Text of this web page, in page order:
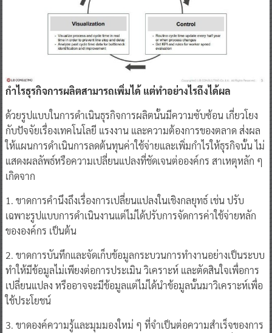
กำไรธุรกิจการผลิตสามารถเพิ่มได้ แต่ทำอย่างไรถึงได้ผล
ด้วยรูปแบบในการดำเนินธุรกิจการผลิตนั้นมีความซับซ้อน เกี่ยวโยง
กับปัจจัยเรื่องเทคโนโลยี แรงงาน และความต้องการของตลาด ส่งผล
ให้แผนการดำเนินการลดต้นทุนค่าใช้จ่ายและเพิ่มกำไรให้ธุรกิจนั้น ไม่
แสดงผลลัพธ์หรือความเปลี่ยนแปลงที่ชัดเจนต่อองค์กร สาเหตุหลัก ๆ
เกิดจาก
1. ขาดการคำนึงถึงเรื่องการเปลี่ยนแปลงในเชิงกลยุทธ์ เช่น ปรับ
เฉพาะรูปแบบการดำเนินงานแต่ไม่ได้ปรับการจัดการค่าใช้จ่ายหลัก
ขององค์กร เป็นต้น
2. ขาดการบันทึกและจัดเก็บข้อมูลกระบวนการทำงานอย่างเป็นระบบ
ทำให้มีข้อมูลไม่เพียงต่อการประเมิน วิเคราะห์ และตัดสินใจเพื่อการ
เปลี่ยนแปลง หรืออาจจะมีข้อมูลแต่ไม่ได้นำข้อมูลนั้นมาวิเคราะห์เพื่อ
ใช้ประโยชน์
3. ขาดองค์ความรู้และมุมมองใหม่ ๆ ที่จำเป็นต่อความสำเร็จของการ